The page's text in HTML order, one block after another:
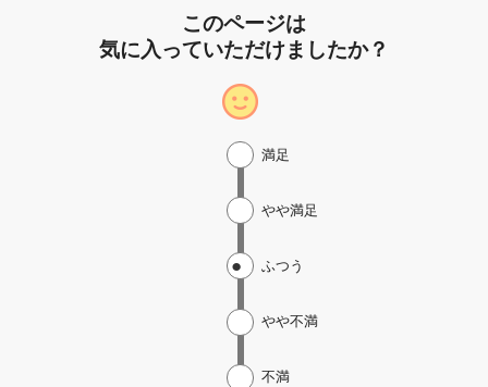
このページは
気に入っていただけましたか？
不満
やや不満
ふつう
やや満足
満足